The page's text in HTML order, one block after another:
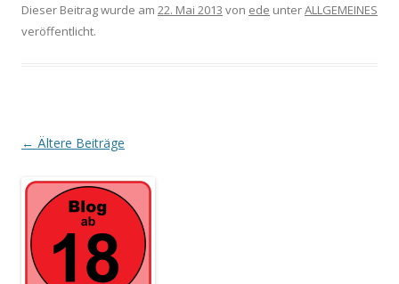
Dieser Beitrag wurde am 22. Mai 2013 von ede unterALLGEMEINES
veröffentlicht.
Beitrags-
← Ältere Beiträge